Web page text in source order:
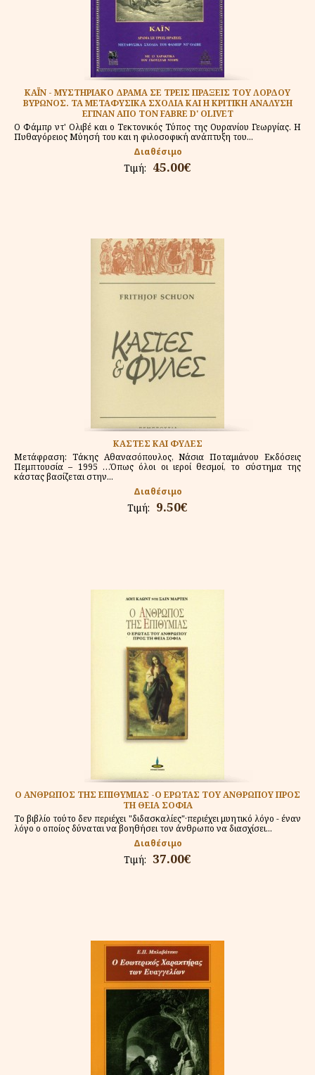
ΚΑΪΝ - ΜΥΣΤΗΡΙΑΚΟ ΔΡΑΜΑ ΣΕ ΤΡΕΙΣ ΠΡΑΞΕΙΣ ΤΟΥ ΛΟΡΔΟΥ
ΒΥΡΩΝΟΣ. ΤΑ ΜΕΤΑΦΥΣΙΚΑ ΣΧΟΛΙΑ ΚΑΙ Η ΚΡΙΤΙΚΗ ΑΝΑΛΥΣΗ
ΕΓΙΝΑΝ ΑΠΟ ΤΟΝ FABRE D' OLIVET
Ο Φάμπρ ντ' Ολιβέ και ο Τεκτονικός Τύπος της Ουρανίου Γεωργίας. Η
Πυθαγόρειος Μύησή του και η φιλοσοφική ανάπτυξη του...
Διαθέσιμο
Τιμή: 45.00€
ΚΑΣΤΕΣ ΚΑΙ ΦΥΛΕΣ
Μετάφραση: Τάκης Αθανασόπουλος, Νάσια Ποταμιάνου Εκδόσεις
Πεμπτουσία – 1995 …Όπως όλοι οι ιεροί θεσμοί, το σύστημα της
κάστας βασίζεται στην...
Διαθέσιμο
Τιμή: 9.50€
Ο ΑΝΘΡΩΠΟΣ ΤΗΣ ΕΠΙΘΥΜΙΑΣ -Ο ΕΡΩΤΑΣ ΤΟΥ ΑΝΘΡΩΠΟΥ ΠΡΟΣ
ΤΗ ΘΕΙΑ ΣΟΦΙΑ
Το βιβλίο τούτο δεν περιέχει "διδασκαλίες"·περιέχει μυητικό λόγο - έναν
λόγο ο οποίος δύναται να βοηθήσει τον άνθρωπο να διασχίσει...
Διαθέσιμο
Τιμή: 37.00€